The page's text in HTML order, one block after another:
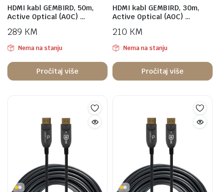
HDMI kabl GEMBIRD, 50m,
Active Optical (AOC) …
289 KM
Nema na stanju
Pročitaj više
HDMI kabl GEMBIRD, 30m,
Active Optical (AOC) …
210 KM
Nema na stanju
Pročitaj više